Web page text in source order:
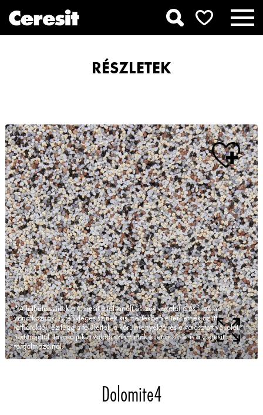
RÉSZLETEK
*A látható színek a Ceresit által kínált összes vakolatra és festékre
vonatkoznak. A tényleges színek kis mértékben eltérhetnek az itt
láthatóktól, ez függ a felülettől, a körülményektől és a választott vakolat
textúrájától. Javasoljuk a valódi színminták ellenőrzését is a Ceresit
forgalmazóinál.
Dolomite4